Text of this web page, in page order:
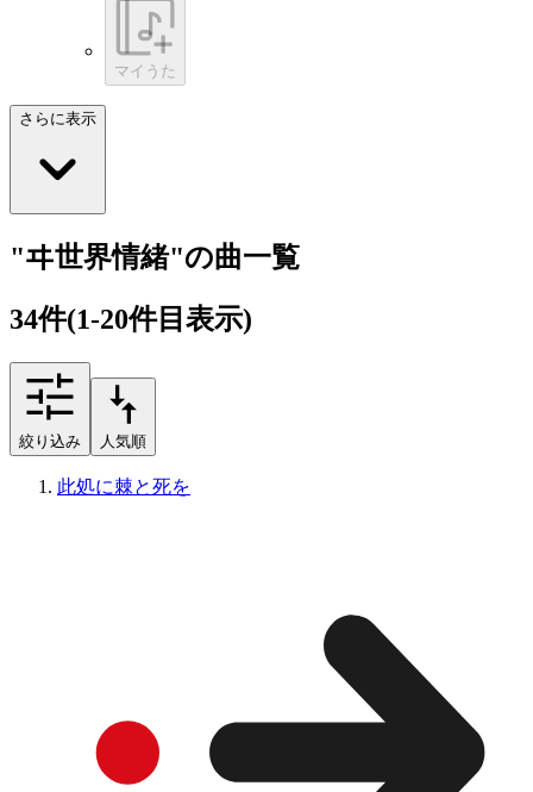
マイうた
さらに表示
"ヰ世界情緒"の曲一覧
34件(1-20件目表示)
絞り込み 人気順
此処に棘と死を